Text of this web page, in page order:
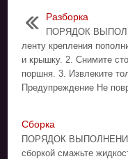
Разборка
ПОРЯДОК
ленту крепления
и крышку. 2. Снимите
поршня. 3. Извлеките
Предупреждение Не
Сборка
ПОРЯДОК
сборкой смажьте